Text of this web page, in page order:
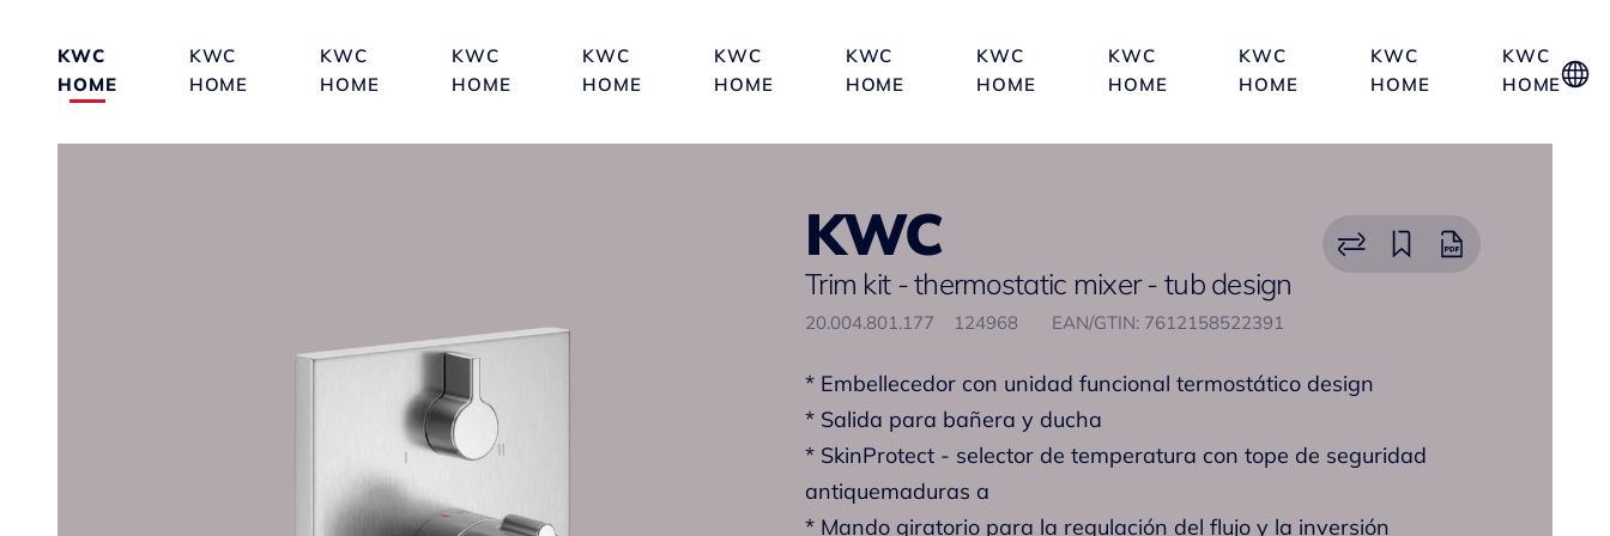
KWC
HOME
KWC
HOME
KWC
HOME
KWC
HOME
KWC
HOME
KWC
HOME
KWC
HOME
KWC
HOME
KWC
HOME
KWC
HOME
KWC
HOME
KWC
HOME
KWC
Trim kit - thermostatic mixer - tub design
20.004.801.177 124968 EAN/GTIN: 7612158522391
* Embellecedor con unidad funcional termostático design
* Salida para bañera y ducha
* SkinProtect - selector de temperatura con tope de seguridad
antiquemaduras a
* Mando giratorio para la regulación del flujo y la inversión